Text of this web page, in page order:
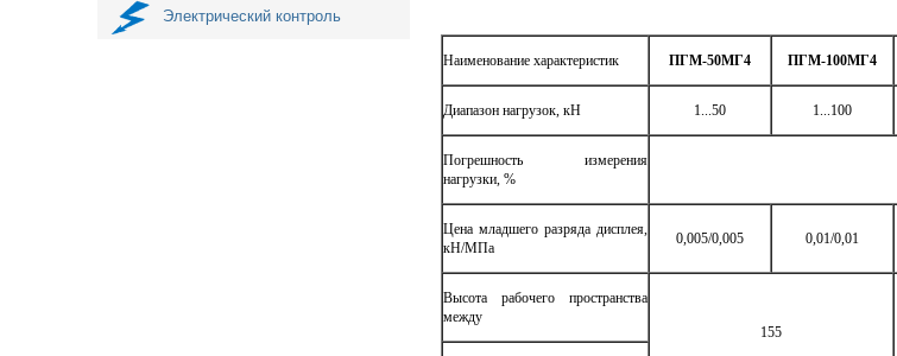
Электрический контроль
Наименование характеристик ПГМ-50МГ4 ПГМ-100МГ4
Диапазон нагрузок, кН 1...50 1...100
Погрешность измерения
нагрузки, %
Цена младшего разряда дисплея,
кН/МПа
0,005/0,005 0,01/0,01
Высота рабочего пространства
между
155